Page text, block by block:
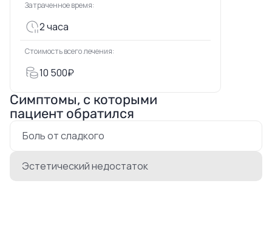
Затраченное время:
2 часа
Стоимость всего лечения:
10 500₽
Симптомы, с которыми
пациент обратился
Боль от сладкого
Эстетический недостаток